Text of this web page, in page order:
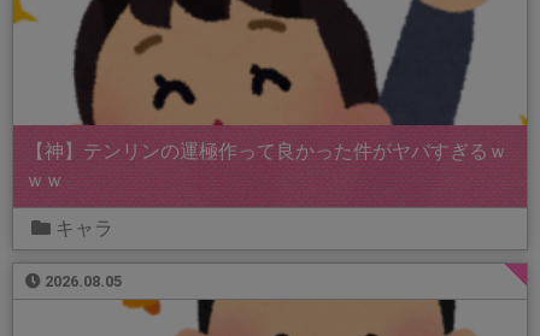
【神】テンリンの運極作って良かった件がヤバすぎるｗ
ｗｗ
キャラ
2026.08.05